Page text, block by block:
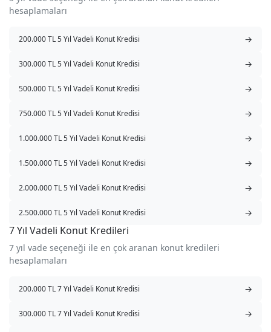
hesaplamaları
200.000 TL 5 Yıl Vadeli Konut Kredisi →
300.000 TL 5 Yıl Vadeli Konut Kredisi →
500.000 TL 5 Yıl Vadeli Konut Kredisi →
750.000 TL 5 Yıl Vadeli Konut Kredisi →
1.000.000 TL 5 Yıl Vadeli Konut Kredisi →
1.500.000 TL 5 Yıl Vadeli Konut Kredisi →
2.000.000 TL 5 Yıl Vadeli Konut Kredisi →
2.500.000 TL 5 Yıl Vadeli Konut Kredisi →
7 Yıl Vadeli Konut Kredileri
7 yıl vade seçeneği ile en çok aranan konut kredileri
hesaplamaları
200.000 TL 7 Yıl Vadeli Konut Kredisi →
300.000 TL 7 Yıl Vadeli Konut Kredisi →